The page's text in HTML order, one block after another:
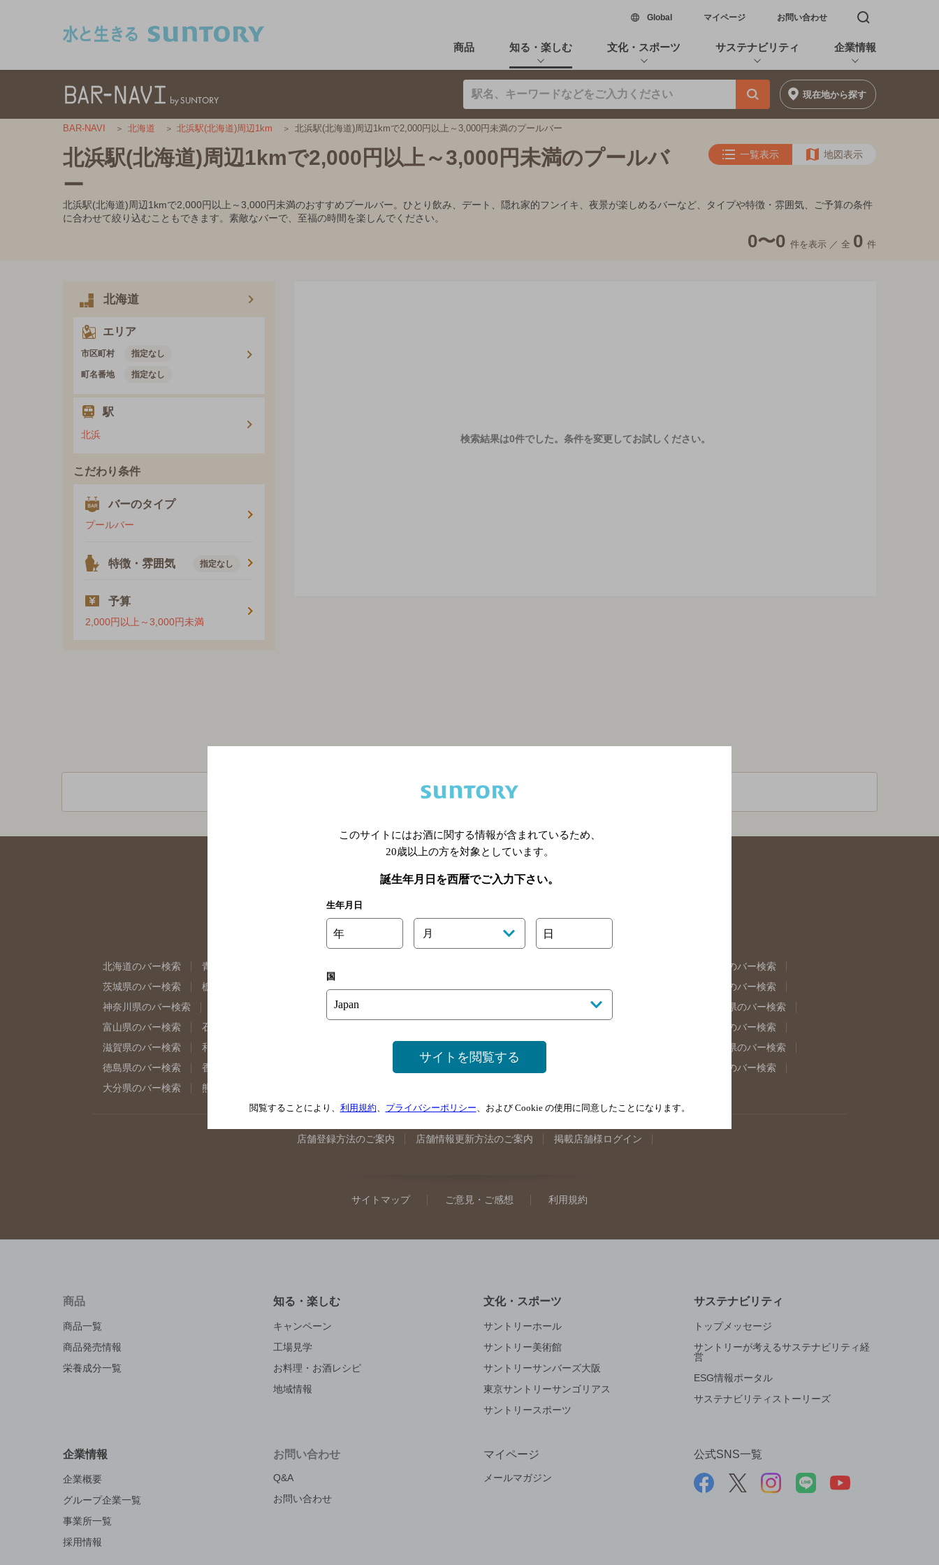
Global新しいウィンドウで開く
マイページ お問い合わせ 検索窓を開く
商品 知る・楽しむ 文化・スポーツ サステナビリティ 企業情報
現在地から探す
BAR-NAVI 北海道 北浜駅(北海道)周辺1km 北浜駅(北海道)周辺1kmで2,000円以上～3,000円未満のプールバー
北浜駅(北海道)周辺1kmで2,000円以上～3,000円未満のプールバ
ー
一覧表示 地図表示
北浜駅(北海道)周辺1kmで2,000円以上～3,000円未満のおすすめプールバー。ひとり飲み、デート、隠れ家的フンイキ、夜景が楽しめるバーなど、タイプや特徴・雰囲気、ご予算の条件
に合わせて絞り込むこともできます。素敵なバーで、至福の時間を楽しんでください。
0〜0 件を表示 ／ 全 0 件
北海道
エリア
市区町村 指定なし
町名番地 指定なし
駅
北浜
こだわり条件
バーのタイプ
プールバー
特徴・雰囲気 指定なし
予算
2,000円以上～3,000円未満
検索結果は0件でした。 条件を変更してお試しください。
関連ページ
北海道のバー検索 青森県のバー検索
福島県のバー検索
茨城県のバー検索
栃木県のバー検索
東京都のバー検索
神奈川県のバー検索
埼玉県のバー検索
岐阜県のバー検索
富山県のバー検索
石川県のバー検索
奈良県のバー検索
滋賀県のバー検索
和歌山県のバー検索 山口県のバー検索
島根県のバー検索
徳島県のバー検索
香川県のバー検索
佐賀県のバー検索
大分県のバー検索
熊本県のバー検索
店舗登録方法のご案内 店舗情報更新方法のご案内 掲載店舗様ログイン
サイトマップ ご意見・ご感想 利用規約
商品
商品一覧
商品発売情報
栄養成分一覧
知る・楽しむ
キャンペーン
工場見学
お料理・お酒レシピ
地域情報
文化・スポーツ
サントリーホール
サントリー美術館
サントリーサンバーズ大阪
東京サントリーサンゴリアス
サントリースポーツ
サステナビリティ
トップメッセージ
サントリーが考えるサステナビリティ経
営
ESG情報ポータル
サステナビリティストーリーズ
企業情報
企業概要
グループ企業一覧
事業所一覧
採用情報
お問い合わせ
Q&A
お問い合わせ
マイページ
メールマガジン
公式SNS一覧
このサイトにはお酒に関する情報が含まれているため、
20歳以上の方を対象としています。
誕生年月日を西暦でご入力下さい。
生年月日
年 月 日
国
サイトを閲覧する
閲覧することにより、 利用規約、 プライバシーポリシー、および Cookie の使用に同意したことになります。